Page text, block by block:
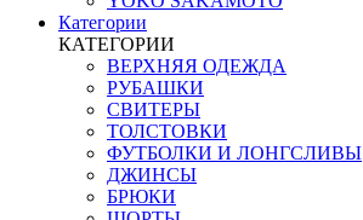
Категории
КАТЕГОРИИ
ВЕРХНЯЯ ОДЕЖДА
РУБАШКИ
СВИТЕРЫ
ТОЛСТОВКИ
ФУТБОЛКИ И ЛОНГСЛИВЫ
ДЖИНСЫ
БРЮКИ